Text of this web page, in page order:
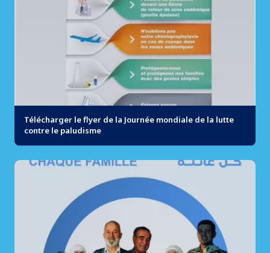
Télécharger le flyer de la Journée mondiale de la lutte
contre le paludisme